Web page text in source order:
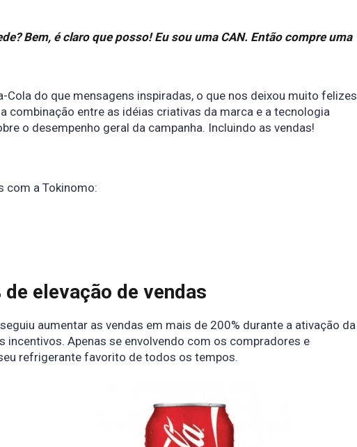
Bem, é claro que posso! Eu sou uma CAN. Então compre uma
Cola do que mensagens inspiradas, o que nos deixou muito felizes
combinação entre as idéias criativas da marca e a tecnologia
o desempenho geral da campanha. Incluindo as vendas!
com a Tokinomo:
elevação de vendas
aumentar as vendas em mais de 200% durante a ativação da
incentivos. Apenas se envolvendo com os compradores e
refrigerante favorito de todos os tempos.